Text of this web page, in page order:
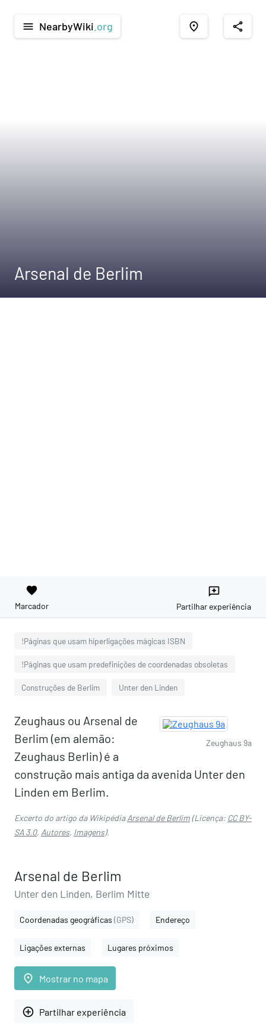
menu NearbyWiki .org place share
Arsenal de Berlim
favorite
Marcador
reviews
Partilhar experiência
!Páginas que usam hiperligações mágicas ISBN
!Páginas que usam predefinições de coordenadas obsoletas
Construções de Berlim Unter den Linden
Zeughaus 9a
Zeughaus ou Arsenal de
Berlim (em alemão:
Zeughaus Berlin) é a
construção mais antiga da avenida Unter den
Linden em Berlim.
Excerto do artigo da WikipédiaArsenal de Berlim(Licença: CC BY-
SA 3.0, Autores, Imagens).
Arsenal de Berlim
Unter den Linden, Berlim Mitte
Coordenadas geográficas (GPS) Endereço
Ligações externas Lugares próximos
place Mostrar no mapa
add_circle_outline Partilhar experiência